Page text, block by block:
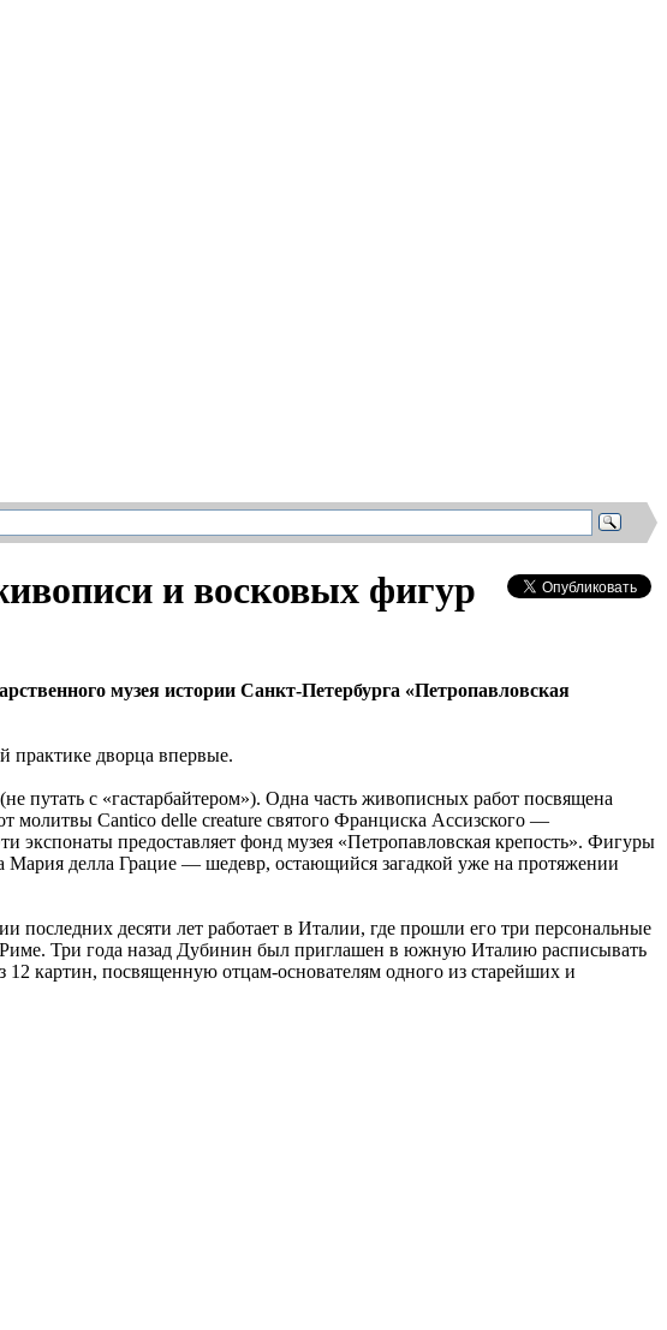
и восковых фигур
музея истории Санкт-Петербурга «Петропавловская
практике дворца впервые.
путать с «гастарбайтером»). Одна часть живописных работ посвящена
молитвы Cantico delle creature святого Франциска Ассизского —
экспонаты предоставляет фонд музея «Петропавловская крепость». Фигуры
делла Грацие — шедевр, остающийся загадкой уже на протяжении
десяти лет работает в Италии, где прошли его три персональные
Три года назад Дубинин был приглашен в южную Италию расписывать
картин, посвященную отцам-основателям одного из старейших и